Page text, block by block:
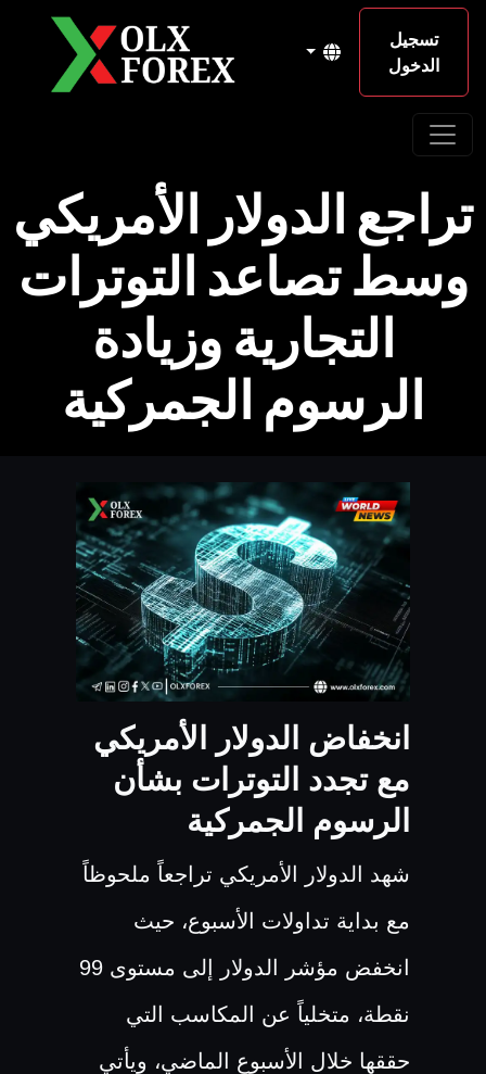
تسجيل
الدخول
تراجع الدولار الأمريكي
وسط تصاعد التوترات
التجارية وزيادة
الرسوم الجمركية
انخفاض الدولار الأمريكي
مع تجدد التوترات بشأن
الرسوم الجمركية
شهد الدولار الأمريكي تراجعاً ملحوظاً
مع بداية تداولات الأسبوع، حيث
انخفض مؤشر الدولار إلى مستوى 99
نقطة، متخلياً عن المكاسب التي
حققها خلال الأسبوع الماضي، ويأتي